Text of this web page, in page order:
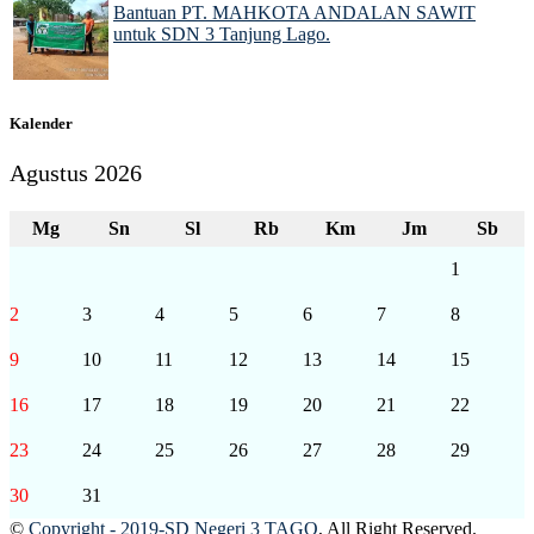
Bantuan PT. MAHKOTA ANDALAN SAWIT
untuk SDN 3 Tanjung Lago.
Kalender
Agustus 2026
Mg Sn Sl Rb Km Jm
Sb
1
2 3 4 5 6 7 8
9 10 11 12 13 14 15
16 17 18 19 20 21 22
23 24 25 26 27 28 29
30
31
© Copyright - 2019-SD Negeri 3 TAGO, All Right Reserved.